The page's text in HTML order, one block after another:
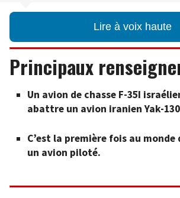
Lire à voix haute
Principaux
Un avion de chasse F-35I
abattre un avion iranien Yak-
C’est la première fois au monde
un avion piloté.